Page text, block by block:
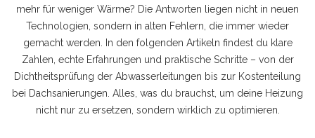
mehr für weniger Wärme? Die Antworten liegen nicht in neuen
Technologien, sondern in alten Fehlern, die immer wieder
gemacht werden. In den folgenden Artikeln findest du klare
Zahlen, echte Erfahrungen und praktische Schritte – von der
Dichtheitsprüfung der Abwasserleitungen bis zur Kostenteilung
bei Dachsanierungen. Alles, was du brauchst, um deine Heizung
nicht nur zu ersetzen, sondern wirklich zu optimieren.